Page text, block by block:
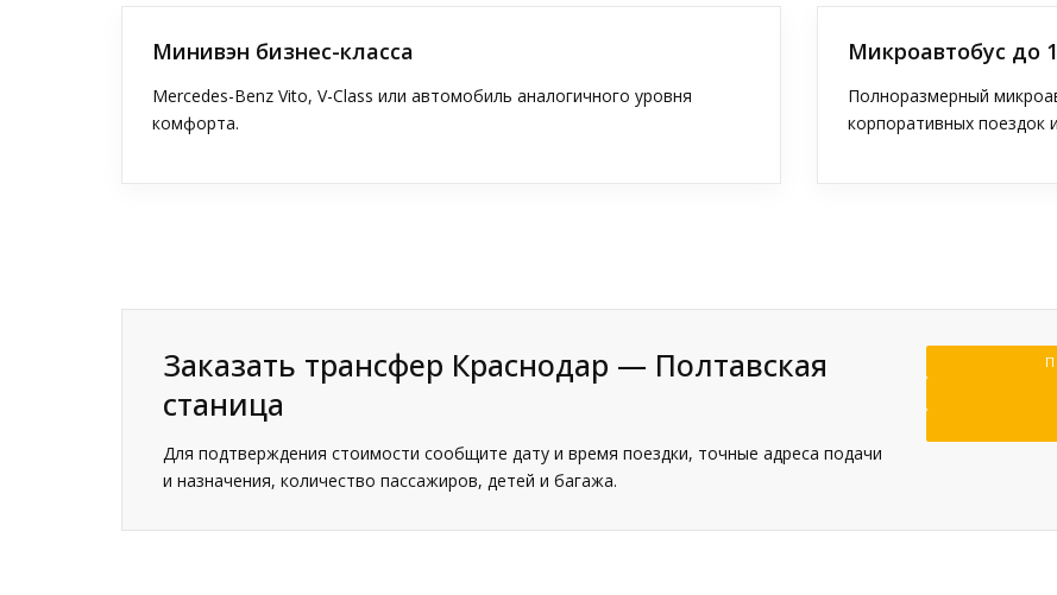
Минивэн бизнес-класса
Mercedes-Benz Vito, V-Class или автомобиль аналогичного уровня
комфорта.
Микроавтобус до
Полноразмерный
корпоративных поездок
Заказать трансфер Краснодар — Полтавская
станица
Для подтверждения стоимости сообщите дату и время поездки, точные адреса подачи
и назначения, количество пассажиров, детей и багажа.